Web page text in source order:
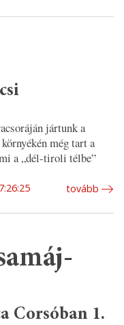
jártunk a
még tart a
a „dél-tiroli télbe”
tovább
Corsóban 1.